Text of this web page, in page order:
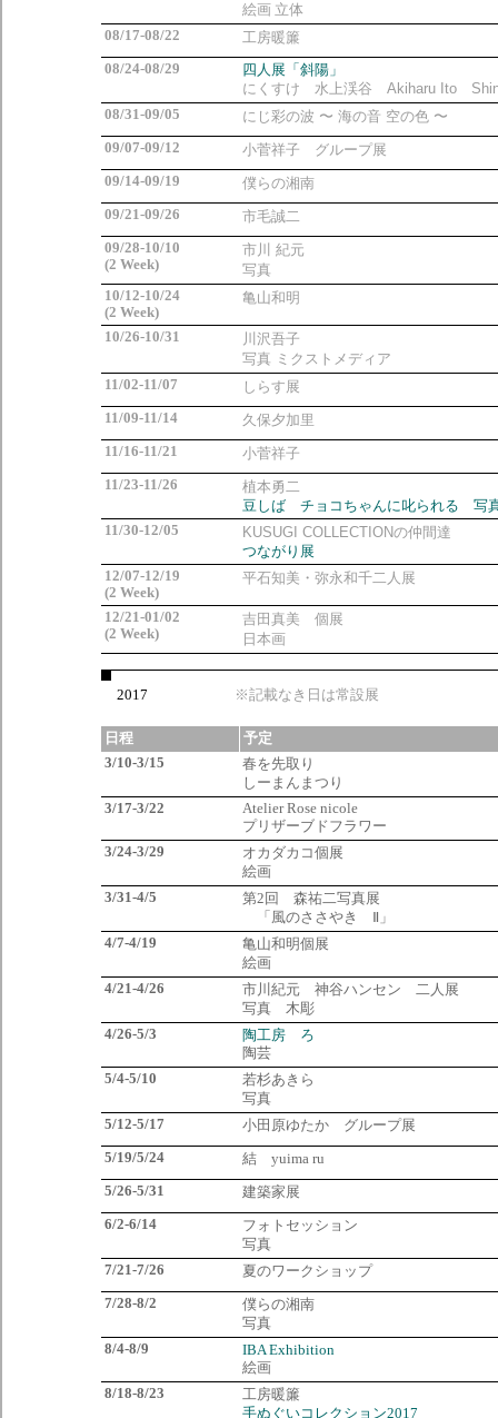
絵画 立体
08/17-08/22
工房暖簾
08/24-08/29
四人展「斜陽」
にくすけ 水上渓谷 Akiharu Ito
08/31-09/05 にじ彩の波 〜 海の音 空の色 〜
09/07-09/12 小菅祥子 グループ展
09/14-09/19 僕らの湘南
09/21-09/26 市毛誠二
09/28-10/10
(2 Week)
市川 紀元
写真
10/12-10/24
(2 Week)
亀山和明
10/26-10/31
川沢吾子
写真 ミクストメディア
11/02-11/07 しらす展
11/09-11/14
久保夕加里
11/16-11/21 小菅祥子
11/23-11/26
植本勇二
豆しば チョコちゃんに叱られる 写
11/30-12/05
KUSUGI COLLECTIONの仲間達
つながり展
12/07-12/19
(2 Week)
平石知美・弥永和千二人展
12/21-01/02
(2 Week)
吉田真美 個展
日本画
2017 ※記載なき日は常設展
日程
予定
3/10-3/15
春を先取り
しーまんまつり
3/17-3/22
Atelier Rose nicole
プリザーブドフラワー
3/24-3/29
オカダカコ個展
絵画
3/31-4/5
第2回 森祐二写真展
「風のささやき Ⅱ」
4/7-4/19
亀山和明個展
絵画
4/21-4/26
市川紀元 神谷ハンセン 二人展
写真 木彫
4/26-5/3
陶工房 ろ
陶芸
5/4-5/10
若杉あきら
写真
5/12-5/17
小田原ゆたか グループ展
5/19/5/24 結 yuima ru
5/26-5/31 建築家展
6/2-6/14
フォトセッション
写真
7/21-7/26
夏のワークショップ
7/28-8/2
僕らの湘南
写真
8/4-8/9
IBA Exhibition
絵画
8/18-8/23
工房暖簾
手ぬぐいコレクション2017